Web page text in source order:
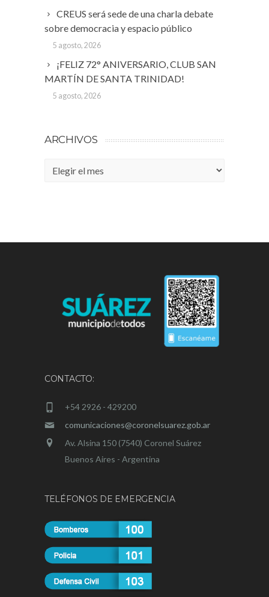
CREUS será sede de una charla debate
sobre democracia y espacio público
5 agosto, 2026
¡FELIZ 72° ANIVERSARIO, CLUB SAN
MARTÍN DE SANTA TRINIDAD!
5 agosto, 2026
ARCHIVOS
Archivos
CONTACTO:
+54 2926 - 429200
comunicaciones@coronelsuarez.gob.ar
Av. Alsina 150 (7540) Coronel Suárez
Buenos Aires - Argentina
TELÉFONOS DE EMERGENCIA